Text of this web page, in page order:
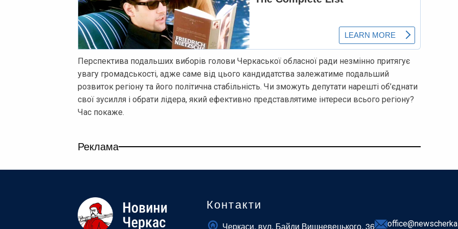
Перспектива подальших виборів голови Черкаської обласної ради незмінно притягує
увагу громадськості, адже саме від цього кандидатства залежатиме подальший
розвиток регіону та його політична стабільність. Чи зможуть депутати нарешті об’єднати
свої зусилля і обрати лідера, який ефективно представлятиме інтереси всього регіону?
Час покаже.
Реклама
Контакти
Черкаси, вул. Байди Вишневецького, 36